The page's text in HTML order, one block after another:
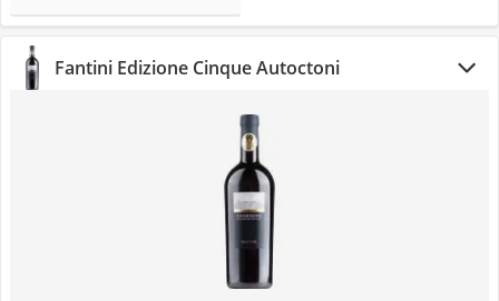
Fantini Edizione Cinque Autoctoni